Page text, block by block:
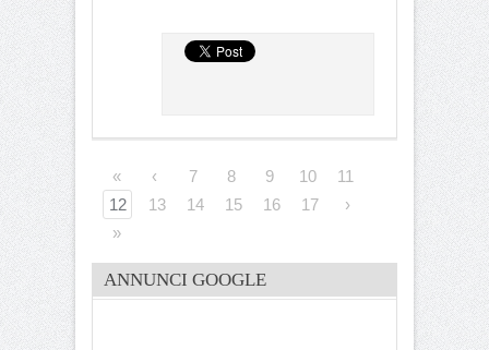
« ‹ 7 8 9 10
11
12
13 14 15 16 17
›
»
ANNUNCI GOOGLE